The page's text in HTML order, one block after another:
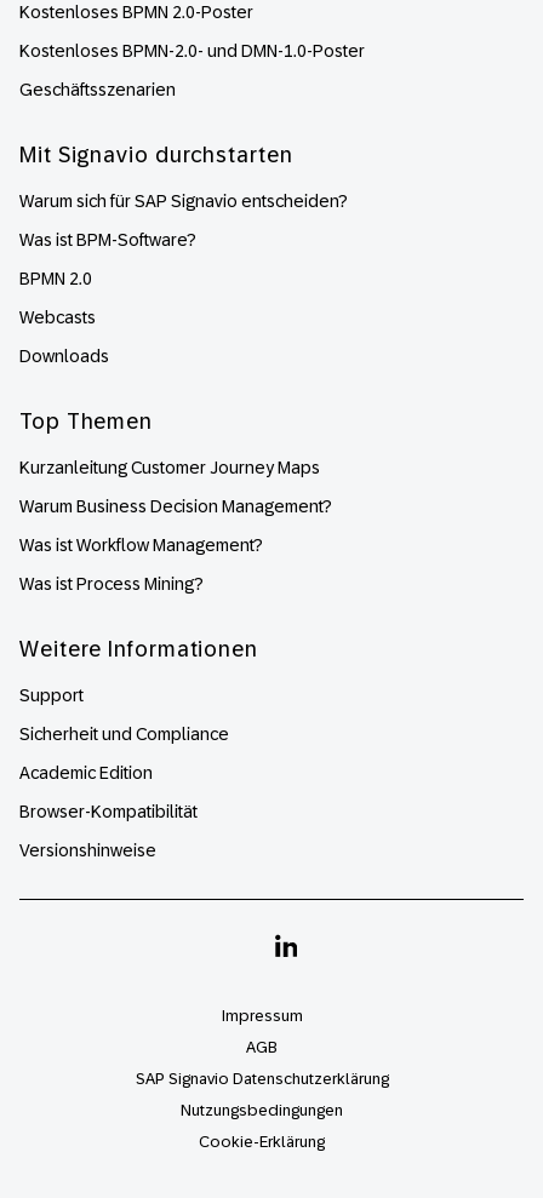
Kostenloses BPMN 2.0-Poster
Kostenloses BPMN-2.0- und DMN-1.0-Poster
Geschäftsszenarien
Mit Signavio durchstarten
Warum sich für SAP Signavio entscheiden?
Was ist BPM-Software?
BPMN 2.0
Webcasts
Downloads
Top Themen
Kurzanleitung Customer Journey Maps
Warum Business Decision Management?
Was ist Workflow Management?
Was ist Process Mining?
Weitere Informationen
Support
Sicherheit und Compliance
Academic Edition
Browser-Kompatibilität
Versionshinweise
Linkedin
Impressum
AGB
SAP Signavio Datenschutzerklärung
Nutzungsbedingungen
Cookie-Erklärung